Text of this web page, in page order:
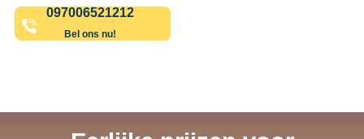
097006521212
Bel ons nu!